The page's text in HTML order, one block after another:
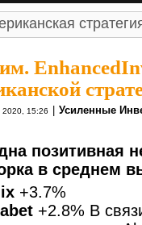
15:26 Усиленные
позитивная
в среднем
+3.7%
+2.8% В